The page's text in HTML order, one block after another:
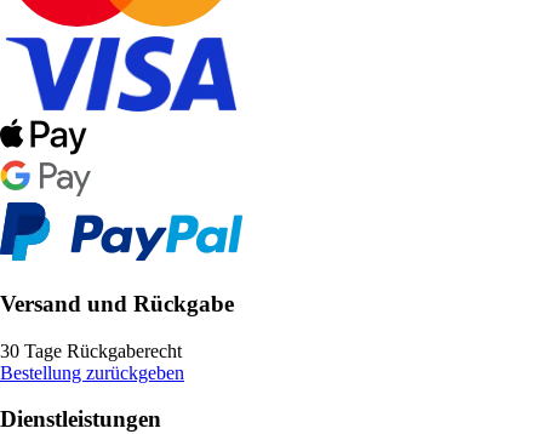
Versand und Rückgabe
30 Tage Rückgaberecht
Bestellung zurückgeben
Dienstleistungen